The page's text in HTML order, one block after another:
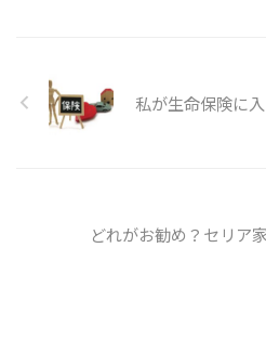
私が生命保険に
どれがお勧め？セリア